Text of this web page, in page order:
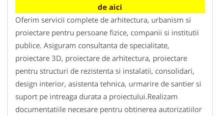
de aici
Oferim servicii complete de arhitectura, urbanism si
proiectare pentru persoane fizice, companii si institutii
publice. Asiguram consultanta de specialitate,
proiectare 3D, proiectare de arhitectura, proiectare
pentru structuri de rezistenta si instalatii, consolidari,
design interior, asistenta tehnica, urmarire de santier si
suport pe intreaga durata a proiectului.Realizam
documentatiile necesare pentru obtinerea autorizatiilor